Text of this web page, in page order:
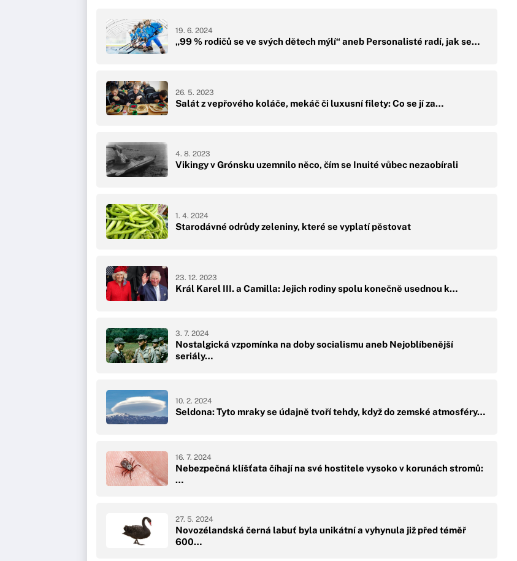
„99 % rodičů se ve svých dětech mýlí“ aneb Personalisté radí, jak se…
19. 6. 2024
Salát z vepřového koláče, mekáč či luxusní filety: Co se jí za…
26. 5. 2023
Vikingy v Grónsku uzemnilo něco, čím se Inuité vůbec nezaobírali
4. 8. 2023
Starodávné odrůdy zeleniny, které se vyplatí pěstovat
1. 4. 2024
Král Karel III. a Camilla: Jejich rodiny spolu konečně usednou k…
23. 12. 2023
Nostalgická vzpomínka na doby socialismu aneb Nejoblíbenější
seriály…
3. 7. 2024
Seldona: Tyto mraky se údajně tvoří tehdy, když do zemské atmosféry…
10. 2. 2024
Nebezpečná klíšťata číhají na své hostitele vysoko v korunách stromů:
…
16. 7. 2024
Novozélandská černá labuť byla unikátní a vyhynula již před téměř
600…
27. 5. 2024